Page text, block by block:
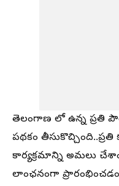
తెలంగాణ లో ఉన్న ప్రతి
పథకం
కార్యక్రమాన్ని అమలు
లాంఛనంగా